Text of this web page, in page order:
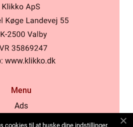
www.klikko.dk
Menu
Ads
cookies til at huske dine indstillinger,